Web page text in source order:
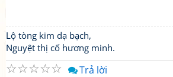
Lộ tòng kim dạ bạch,
Nguyệt thị cố hương minh.
☆
☆
☆
☆
☆ Trả lời